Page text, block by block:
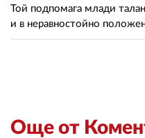
Той подпомага млади
и в неравностойно
Още от